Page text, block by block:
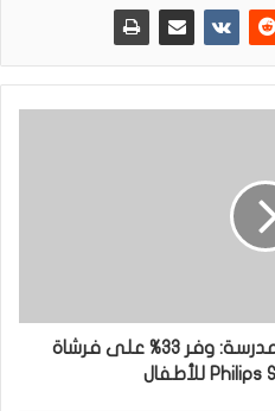
أفضل عرض للعودة إلى المدرسة: وفر 33% على فرشاة